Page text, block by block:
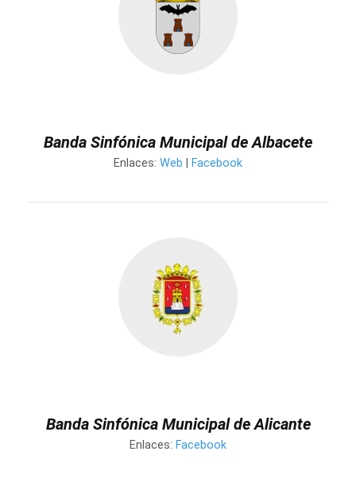
Banda Sinfónica Municipal de Albacete
Enlaces: Web Facebook
Banda Sinfónica Municipal de Alicante
Enlaces: Facebook